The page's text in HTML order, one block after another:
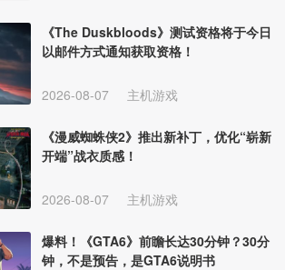
《The Duskbloods》测试资格将于今日
以邮件方式通知获取资格！
2026-08-07 主机游戏
《漫威蜘蛛侠2》推出新补丁，优化“崭新
开端”战衣质感！
2026-08-07 主机游戏
爆料！《GTA6》前瞻长达30分钟？30分
钟，不是预告，是GTA6说明书